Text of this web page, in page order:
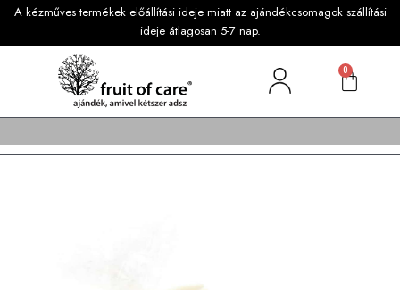
A kézműves termékek előállítási ideje miatt az ajándékcsomagok szállítási
ideje átlagosan 5-7 nap.
0